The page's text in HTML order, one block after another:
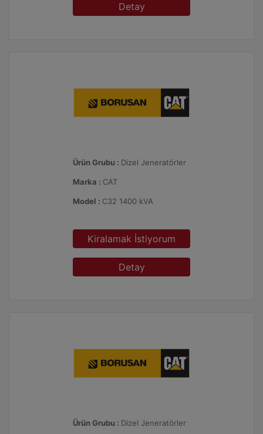
Detay
Ürün Grubu : Dizel Jeneratörler
Marka : CAT
Model : C32 1400 kVA
Kiralamak İstiyorum
Detay
Ürün Grubu : Dizel Jeneratörler